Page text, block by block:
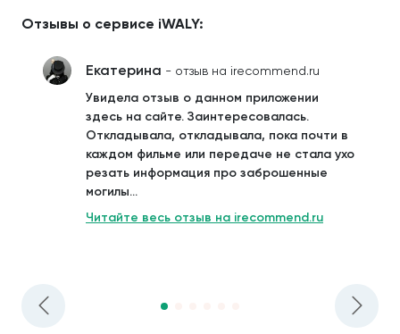
Отзывы о сервисе iWALY:
Екатерина - отзыв на irecommend.ru
Увидела отзыв о данном приложении
здесь на сайте. Заинтересовалась.
Откладывала, откладывала, пока почти в
каждом фильме или передаче не стала ухо
резать информация про заброшенные
могилы...
Читайте весь отзыв на irecommend.ru